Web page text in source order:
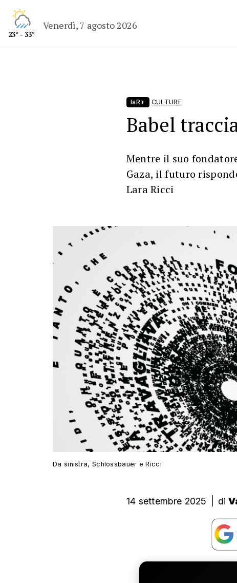
23° - 33°
Venerdì, 7 agosto 2026
laR+ CULTURE
Babel
Mentre il suo
Gaza, il futuro
Lara Ricci
Da sinistra, Schlossbauer e Ricci
14 settembre 2025 di